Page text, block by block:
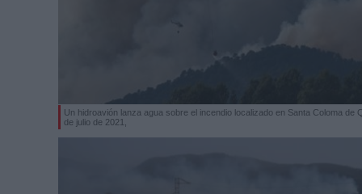
Un hidroavión lanza agua sobre el incendio localizado en Santa Coloma de
de julio de 2021,